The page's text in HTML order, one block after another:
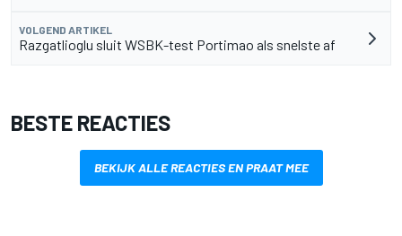
VOLGEND ARTIKEL
Razgatlioglu sluit WSBK-test Portimao als snelste af
BESTE REACTIES
BEKIJK ALLE REACTIES EN PRAAT MEE